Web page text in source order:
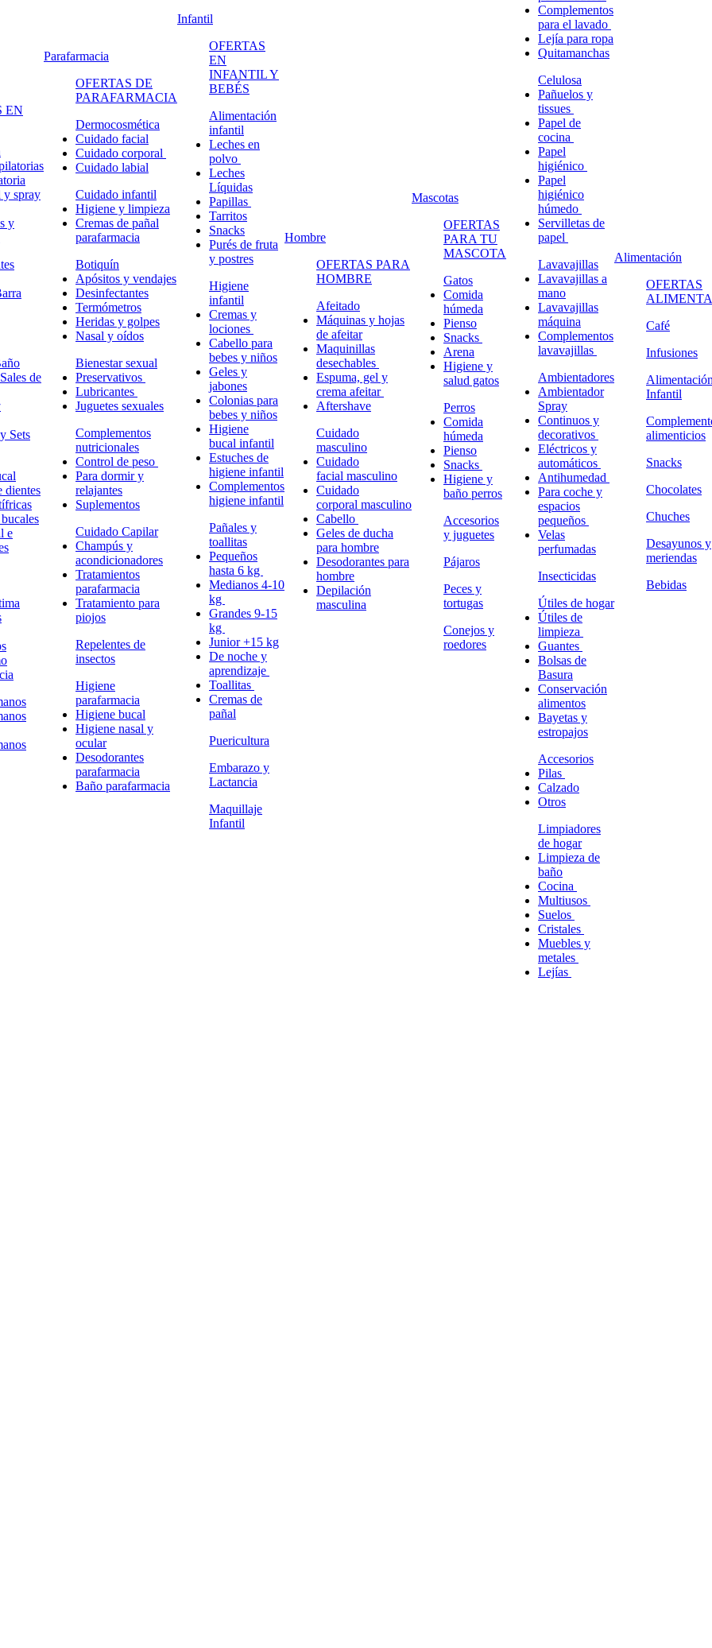
EN
y spray
y
de
Sets
dientes
e
Parafarmacia
OFERTAS DE
PARAFARMACIA
Dermocosmética
Cuidado facial
Cuidado corporal
Cuidado labial
Cuidado infantil
Higiene y limpieza
Cremas de pañal
parafarmacia
Botiquín
Apósitos y vendajes
Desinfectantes
Termómetros
Heridas y golpes
Nasal y oídos
Bienestar sexual
Preservativos
Lubricantes
Juguetes sexuales
Complementos
nutricionales
Control de peso
Para dormir y
relajantes
Suplementos
Cuidado Capilar
Champús y
acondicionadores
Tratamientos
parafarmacia
Tratamiento para
piojos
Repelentes de
insectos
Higiene
parafarmacia
Higiene bucal
Higiene nasal y
ocular
Desodorantes
parafarmacia
Baño parafarmacia
Infantil
OFERTAS
EN
INFANTIL Y
BEBÉS
Alimentación
infantil
Leches en
polvo
Leches
Líquidas
Papillas
Tarritos
Snacks
Purés de fruta
y postres
Higiene
infantil
Cremas y
lociones
Cabello para
bebes y niños
Geles y
jabones
Colonias para
bebes y niños
Higiene
bucal infantil
Estuches de
higiene infantil
Complementos
higiene infantil
Pañales y
toallitas
Pequeños
hasta 6 kg
Medianos 4-10
kg
Grandes 9-15
kg
Junior +15 kg
De noche y
aprendizaje
Toallitas
Cremas de
pañal
Puericultura
Embarazo y
Lactancia
Maquillaje
Infantil
Hombre
OFERTAS PARA
HOMBRE
Afeitado
Máquinas y hojas
de afeitar
Maquinillas
desechables
Espuma, gel y
crema afeitar
Aftershave
Cuidado
masculino
Cuidado
facial masculino
Cuidado
corporal masculino
Cabello
Geles de ducha
para hombre
Desodorantes para
hombre
Depilación
masculina
Mascotas
OFERTAS
PARA TU
MASCOTA
Gatos
Comida
húmeda
Pienso
Snacks
Arena
Higiene y
salud gatos
Perros
Comida
húmeda
Pienso
Snacks
Higiene y
baño perros
Accesorios
y juguetes
Pájaros
Peces y
tortugas
Conejos y
roedores
Complementos
para el lavado
Lejía para ropa
Quitamanchas
Celulosa
Pañuelos y
tissues
Papel de
cocina
Papel
higiénico
Papel
higiénico
húmedo
Servilletas de
papel
Lavavajillas
Lavavajillas a
mano
Lavavajillas
máquina
Complementos
lavavajillas
Ambientadores
Ambientador
Spray
Continuos y
decorativos
Eléctricos y
automáticos
Antihumedad
Para coche y
espacios
pequeños
Velas
perfumadas
Insecticidas
Útiles de hogar
Útiles de
limpieza
Guantes
Bolsas de
Basura
Conservación
alimentos
Bayetas y
estropajos
Accesorios
Pilas
Calzado
Otros
Limpiadores
de hogar
Limpieza de
baño
Cocina
Multiusos
Suelos
Cristales
Muebles y
metales
Lejías
Alimentación
OFERTAS
Café
Infusiones
Infantil
alimenticios
Snacks
Chocolates
Chuches
Desayunos y
meriendas
Bebidas